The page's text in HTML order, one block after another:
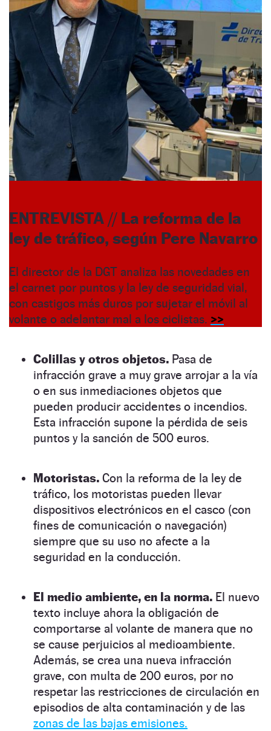
ENTREVISTA // La reforma de la
ley de tráfico, según Pere Navarro
El director de la DGT analiza las novedades en
el carnet por puntos y la ley de seguridad vial,
con castigos más duros por sujetar el móvil al
volante o adelantar mal a los ciclistas. >>
Colillas y otros objetos. Pasa de
infracción grave a muy grave arrojar a la vía
o en sus inmediaciones objetos que
pueden producir accidentes o incendios.
Esta infracción supone la pérdida de seis
puntos y la sanción de 500 euros.
Motoristas. Con la reforma de la ley de
tráfico, los motoristas pueden llevar
dispositivos electrónicos en el casco (con
fines de comunicación o navegación)
siempre que su uso no afecte a la
seguridad en la conducción.
El medio ambiente, en la norma. El nuevo
texto incluye ahora la obligación de
comportarse al volante de manera que no
se cause perjuicios al medioambiente.
Además, se crea una nueva infracción
grave, con multa de 200 euros, por no
respetar las restricciones de circulación en
episodios de alta contaminación y de las
zonas de las bajas emisiones.